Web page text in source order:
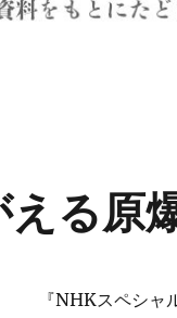
る原
『NHKスペシ